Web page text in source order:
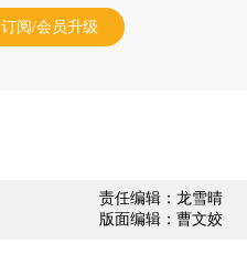
订阅/会员升级
责任编辑：龙雪晴
版面编辑：曹文姣